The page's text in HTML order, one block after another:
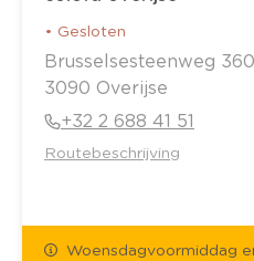
• Gesloten
Brusselsesteenweg
3090 Overijse
+32 2 688 41 51
Routebeschrijving
Woensdagvoormiddag